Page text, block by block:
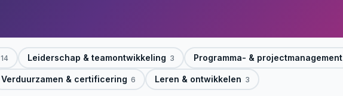
14 Leiderschap & teamontwikkeling 3 Programma- & projectmanagement
Verduurzamen & certificering 6 Leren & ontwikkelen 3